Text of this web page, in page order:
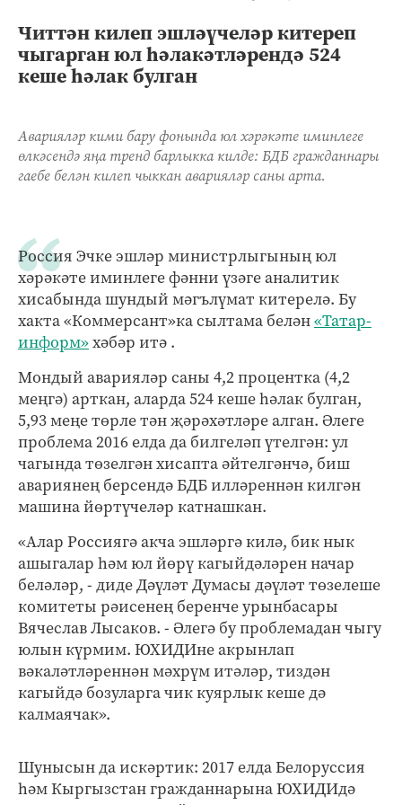
Читтән килеп эшләүчеләр китереп
чыгарган юл һәлакәтләрендә 524
кеше һәлак булган
Аварияләр кими бару фонында юл хәрәкәте иминлеге
өлкәсендә яңа тренд барлыкка килде: БДБ гражданнары
гаебе белән килеп чыккан аварияләр саны арта.
Россия Эчке эшләр министрлыгының юл
хәрәкәте иминлеге фәнни үзәге аналитик
хисабында шундый мәгълүмат китерелә. Бу
хакта «Коммерсант»ка сылтама белән«Татар-
информ»хәбәр итә .
Мондый аварияләр саны 4,2 процентка (4,2
меңгә) арткан, аларда 524 кеше һәлак булган,
5,93 меңе төрле тән җәрәхәтләре алган. Әлеге
проблема 2016 елда да билгеләп үтелгән: ул
чагында төзелгән хисапта әйтелгәнчә, биш
авариянең берсендә БДБ илләреннән килгән
машина йөртүчеләр катнашкан.
«Алар Россиягә акча эшләргә килә, бик нык
ашыгалар һәм юл йөрү кагыйдәләрен начар
беләләр, - диде Дәүләт Думасы дәүләт төзелеше
комитеты рәисенең беренче урынбасары
Вячеслав Лысаков. - Әлегә бу проблемадан чыгу
юлын күрмим. ЮХИДИне акрынлап
вәкаләтләреннән мәхрүм итәләр, тиздән
кагыйдә бозуларга чик куярлык кеше дә
калмаячак».
Шунысын да искәртик: 2017 елда Белоруссия
һәм Кыргызстан гражданнарына ЮХИДИдә